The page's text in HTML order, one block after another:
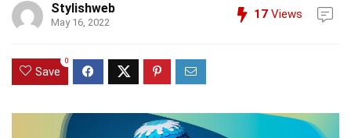
Stylishweb
May 16, 2022
17 Views
Save
0